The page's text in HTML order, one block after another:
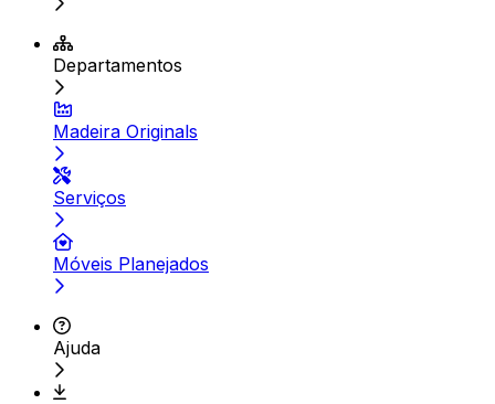
Departamentos
Madeira Originals
Serviços
Móveis Planejados
Ajuda